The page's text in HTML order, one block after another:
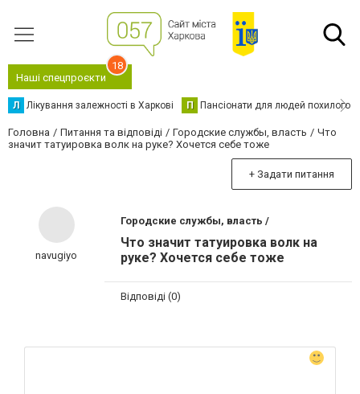
Наші спецпроєкти
18
Л Лікування залежності в Харкові П Пансіонати для людей похилого
Головна Питання та відповіді Городские службы, власть
Что
значит татуировка волк на руке? Хочется себе тоже
+ Задати питання
navugiyo
Городские службы, власть /
Что значит татуировка волк на
руке? Хочется себе тоже
Відповіді (0)